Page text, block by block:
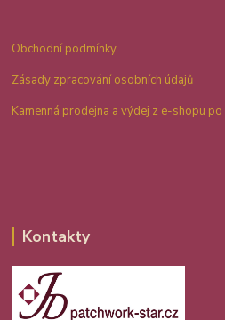
Obchodní podmínky
Zásady zpracování osobních údajů
Kamenná prodejna a výdej z e-shopu
Kontakty